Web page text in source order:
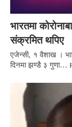
भारतमा
संक्रमित थपिए
एजेन्सी, १ वैशाख ।
दिनमा झण्डै ३ गुणा…